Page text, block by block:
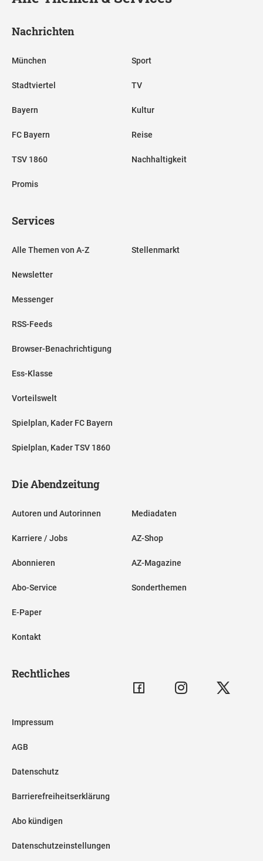
Nachrichten
München
Stadtviertel
Bayern
FC Bayern
TSV 1860
Promis
Sport
TV
Kultur
Reise
Nachhaltigkeit
Services
Alle Themen von A-Z
Newsletter
Messenger
RSS-Feeds
Browser-Benachrichtigung
Ess-Klasse
Vorteilswelt
Spielplan, Kader FC Bayern
Spielplan, Kader TSV 1860
Stellenmarkt
Die Abendzeitung
Autoren und Autorinnen
Karriere / Jobs
Abonnieren
Abo-Service
E-Paper
Kontakt
Mediadaten
AZ-Shop
AZ-Magazine
Sonderthemen
Rechtliches
Impressum
AGB
Datenschutz
Barrierefreiheitserklärung
Abo kündigen
Datenschutzeinstellungen